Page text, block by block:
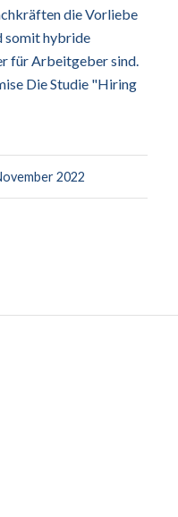
die Vorliebe
somit hybride
für Arbeitgeber sind.
Die Studie "Hiring
2022